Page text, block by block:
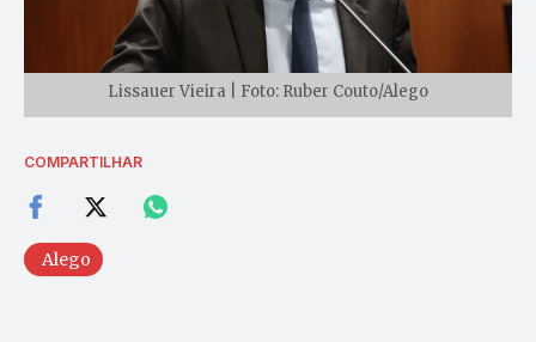
Lissauer Vieira | Foto: Ruber Couto/Alego
COMPARTILHAR
Alego